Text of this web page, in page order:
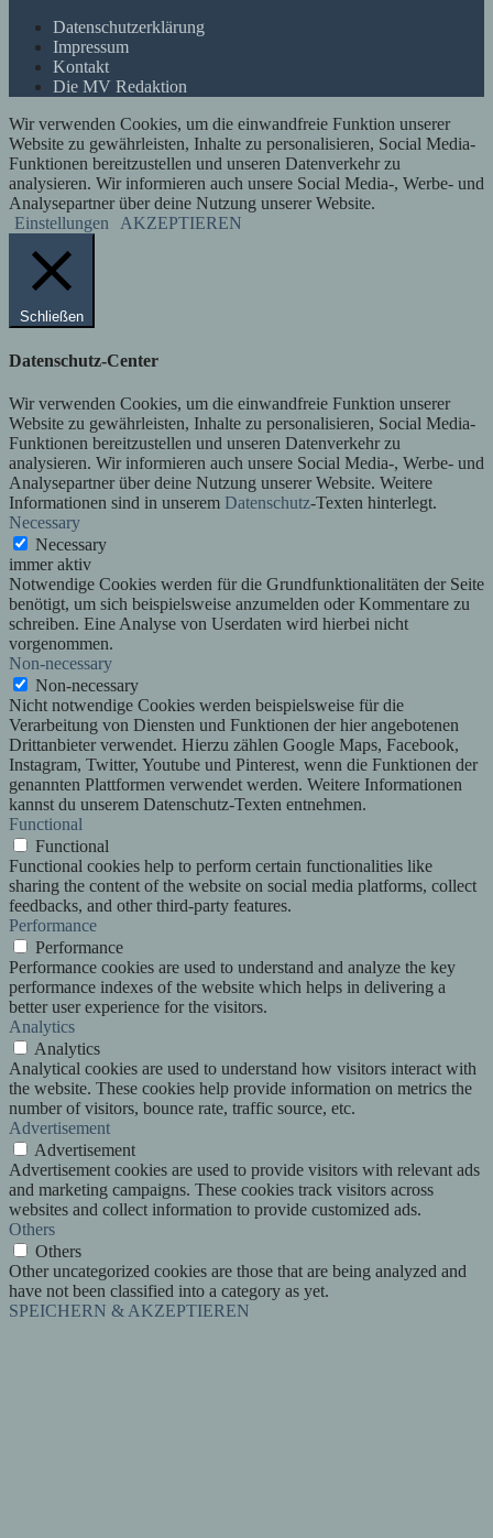
Datenschutzerklärung
Impressum
Kontakt
Die MV Redaktion
Wir verwenden Cookies, um die einwandfreie Funktion unserer
Website zu gewährleisten, Inhalte zu personalisieren, Social Media-
Funktionen bereitzustellen und unseren Datenverkehr zu
analysieren. Wir informieren auch unsere Social Media-, Werbe- und
Analysepartner über deine Nutzung unserer Website.
Einstellungen
AKZEPTIEREN
Schließen
Datenschutz-Center
Wir verwenden Cookies, um die einwandfreie Funktion unserer
Website zu gewährleisten, Inhalte zu personalisieren, Social Media-
Funktionen bereitzustellen und unseren Datenverkehr zu
analysieren. Wir informieren auch unsere Social Media-, Werbe- und
Analysepartner über deine Nutzung unserer Website. Weitere
Informationen sind in unserem Datenschutz-Texten hinterlegt.
Necessary
Necessary
immer aktiv
Notwendige Cookies werden für die Grundfunktionalitäten der Seite
benötigt, um sich beispielsweise anzumelden oder Kommentare zu
schreiben. Eine Analyse von Userdaten wird hierbei nicht
vorgenommen.
Non-necessary
Non-necessary
Nicht notwendige Cookies werden beispielsweise für die
Verarbeitung von Diensten und Funktionen der hier angebotenen
Drittanbieter verwendet. Hierzu zählen Google Maps, Facebook,
Instagram, Twitter, Youtube und Pinterest, wenn die Funktionen der
genannten Plattformen verwendet werden. Weitere Informationen
kannst du unserem Datenschutz-Texten entnehmen.
Functional
Functional
Functional cookies help to perform certain functionalities like
sharing the content of the website on social media platforms, collect
feedbacks, and other third-party features.
Performance
Performance
Performance cookies are used to understand and analyze the key
performance indexes of the website which helps in delivering a
better user experience for the visitors.
Analytics
Analytics
Analytical cookies are used to understand how visitors interact with
the website. These cookies help provide information on metrics the
number of visitors, bounce rate, traffic source, etc.
Advertisement
Advertisement
Advertisement cookies are used to provide visitors with relevant ads
and marketing campaigns. These cookies track visitors across
websites and collect information to provide customized ads.
Others
Others
Other uncategorized cookies are those that are being analyzed and
have not been classified into a category as yet.
SPEICHERN & AKZEPTIEREN